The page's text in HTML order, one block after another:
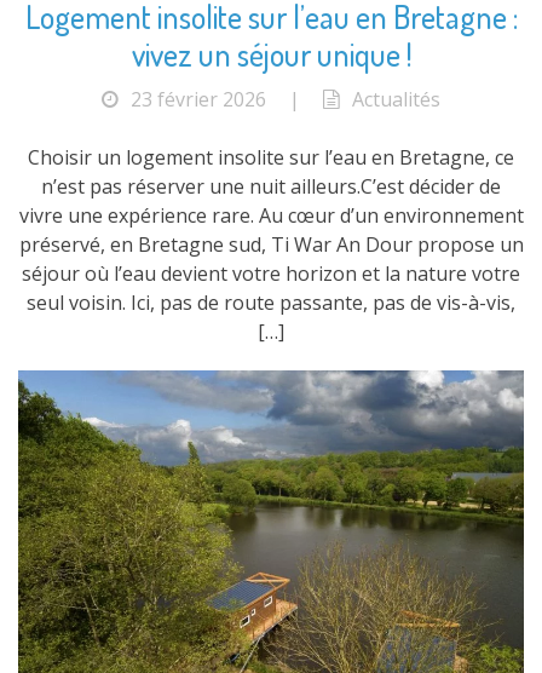
Logement insolite sur l’eau en Bretagne :
vivez un séjour unique !
23 février 2026 | Actualités
Choisir un logement insolite sur l’eau en Bretagne, ce
n’est pas réserver une nuit ailleurs.C’est décider de
vivre une expérience rare. Au cœur d’un environnement
préservé, en Bretagne sud, Ti War An Dour propose un
séjour où l’eau devient votre horizon et la nature votre
seul voisin. Ici, pas de route passante, pas de vis-à-vis,
[…]